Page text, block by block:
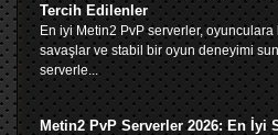
Tercih Edilenler
En iyi Metin2 PvP serverler, oyunculara
savaşlar ve stabil bir oyun deneyimi
serverle...
Metin2 PvP Serverler 2026: En İyi